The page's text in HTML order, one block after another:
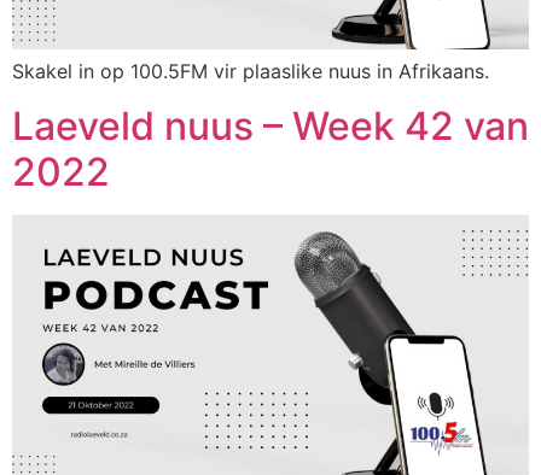
Skakel in op 100.5FM vir plaaslike nuus in Afrikaans.
Laeveld nuus – Week 42 van
2022